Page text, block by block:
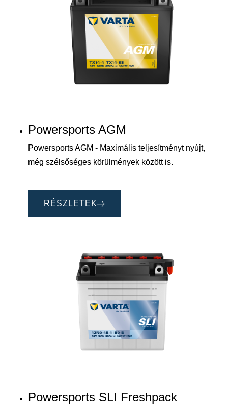
Powersports AGM
Powersports AGM - Maximális teljesítményt nyújt,
még szélsőséges körülmények között is.
RÉSZLETEK
Powersports SLI Freshpack